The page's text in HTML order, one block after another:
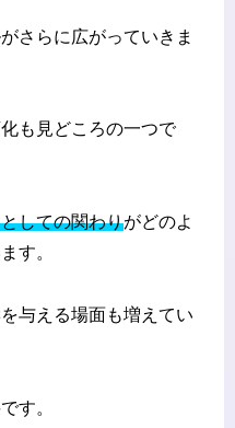
さらに広がっていきま
も見どころの一つで
しての関わりがどのよ
す。
与える場面も増えてい
す。